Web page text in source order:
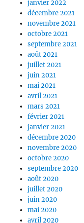
janvier 2022
décembre 2021
novembre 2021
octobre 2021
septembre 2021
août 2021
juillet 2021
juin 2021
mai 2021
avril 2021
mars 2021
février 2021
janvier 2021
décembre 2020
novembre 2020
octobre 2020
septembre 2020
août 2020
juillet 2020
juin 2020
mai 2020
avril 2020